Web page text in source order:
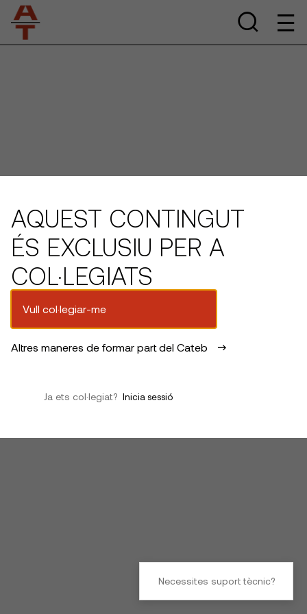
AQUEST CONTINGUT
ÉS EXCLUSIU PER A
COL·LEGIATS
Vull col·legiar-me
Altres maneres de formar part del Cateb
Ja ets col·legiat? Inicia sessió
Necessites suport tècnic?